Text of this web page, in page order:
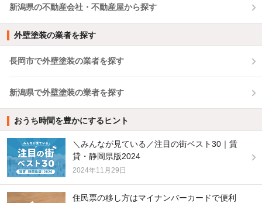
新潟県の不動産会社・不動産屋から探す
外壁塗装の業者を探す
長岡市で外壁塗装の業者を探す
新潟県で外壁塗装の業者を探す
おうち時間を豊かにするヒント
＼みんなが見ている／注目の街ベスト30｜賃
貸・静岡県版2024
2024年11月29日
住民票の移し方はマイナンバーカードで便利